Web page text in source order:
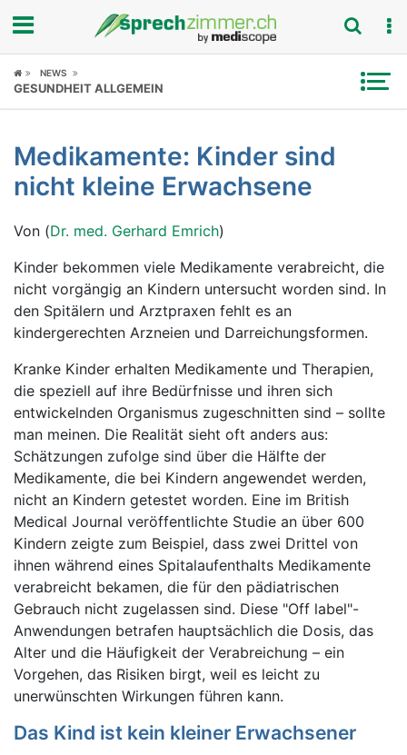
Fokus
Symptome
Ratgeber
Rubriken
NEWS
GESUNDHEIT ALLGEMEIN
Medikamente: Kinder sind
nicht kleine Erwachsene
Von (Dr. med. Gerhard Emrich)
Kinder bekommen viele Medikamente verabreicht, die
nicht vorgängig an Kindern untersucht worden sind. In
den Spitälern und Arztpraxen fehlt es an
kindergerechten Arzneien und Darreichungsformen.
Kranke Kinder erhalten Medikamente und Therapien,
die speziell auf ihre Bedürfnisse und ihren sich
entwickelnden Organismus zugeschnitten sind – sollte
man meinen. Die Realität sieht oft anders aus:
Schätzungen zufolge sind über die Hälfte der
Medikamente, die bei Kindern angewendet werden,
nicht an Kindern getestet worden. Eine im British
Medical Journal veröffentlichte Studie an über 600
Kindern zeigte zum Beispiel, dass zwei Drittel von
ihnen während eines Spitalaufenthalts Medikamente
verabreicht bekamen, die für den pädiatrischen
Gebrauch nicht zugelassen sind. Diese "Off label"-
Anwendungen betrafen hauptsächlich die Dosis, das
Alter und die Häufigkeit der Verabreichung – ein
Vorgehen, das Risiken birgt, weil es leicht zu
unerwünschten Wirkungen führen kann.
Das Kind ist kein kleiner Erwachsener